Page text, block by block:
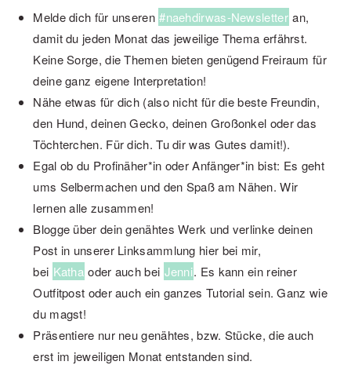
Melde dich für unseren #naehdirwas-Newsletter an,
damit du jeden Monat das jeweilige Thema erfährst.
Keine Sorge, die Themen bieten genügend Freiraum für
deine ganz eigene Interpretation!
Nähe etwas für dich (also nicht für die beste Freundin,
den Hund, deinen Gecko, deinen Großonkel oder das
Töchterchen. Für dich. Tu dir was Gutes damit!).
Egal ob du Profinäher*in oder Anfänger*in bist: Es geht
ums Selbermachen und den Spaß am Nähen. Wir
lernen alle zusammen!
Blogge über dein genähtes Werk und verlinke deinen
Post in unserer Linksammlung hier bei mir,
bei Katha oder auch bei Jenni. Es kann ein reiner
Outfitpost oder auch ein ganzes Tutorial sein. Ganz wie
du magst!
Präsentiere nur neu genähtes, bzw. Stücke, die auch
erst im jeweiligen Monat entstanden sind.